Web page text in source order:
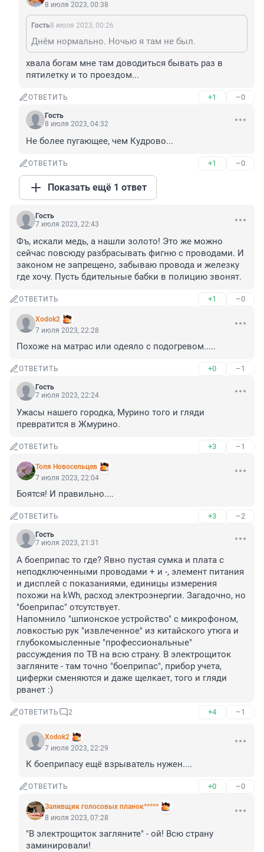
8 июля 2023, 00:38
Гость8 июля 2023, 00:26
Днём нормально. Ночью я там не был.
хвала богам мне там доводиться бывать раз в
пятилетку и то проездом...
ОТВЕТИТЬ +1 –0
Гость
8 июля 2023, 04:32
Не более пугающее, чем Кудрово...
ОТВЕТИТЬ +1 –0
Показать ещё 1 ответ
Гость
7 июля 2023, 22:43
Фъ, искали медь, а нашли золото! Это же можно
сейчас повсюду разбрасывать фигню с проводами. И
законом не запрещено, забываю провода и железку
где хочу. Пусть бдительные бабки в полицию звонят.
ОТВЕТИТЬ +1 –0
Xodok2
7 июля 2023, 22:28
Похоже на матрас или одеяло с подогревом.....
ОТВЕТИТЬ +0 –1
Гость
7 июля 2023, 22:24
Ужасы нашего городка, Мурино того и гляди
превратится в Жмурино.
ОТВЕТИТЬ +3 –1
Толя Новосельцев
7 июля 2023, 22:04
Боятся! И правильно....
ОТВЕТИТЬ +3 –2
Гость
7 июля 2023, 21:31
А боеприпас то где? Явно пустая сумка и плата с
неподключенными проводами + и -, элемент питания
и дисплей с показаниями, единицы измерения
похожи на kWh, расход электроэнергии. Загадочно, но
"боеприпас" отсутствует.
Напомнило "шпионское устройство" с микрофоном,
ловкостью рук "извлеченное" из китайского утюга и
глубокомысленные "профессиональные"
рассуждения по ТВ на всю страну. В электрощиток
загляните - там точно "боеприпас", прибор учета,
циферки сменяются и даже щелкает, того и гляди
рванет :)
ОТВЕТИТЬ 2 +4 –1
Xodok2
7 июля 2023, 22:29
К боеприпасу ещё взрыватель нужен....
ОТВЕТИТЬ +0 –0
Заливщик голосовых планок*****
8 июля 2023, 07:28
"В электрощиток загляните" - ой! Всю страну
заминировали!